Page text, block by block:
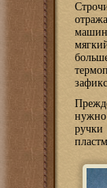
нужно